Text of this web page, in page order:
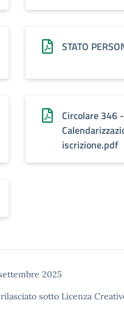
STATO
Circolare 346
iscrizione.pdf
2025
sotto Licenza